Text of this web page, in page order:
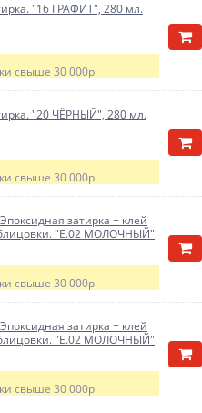
"16 ГРАФИТ", 280 мл.
свыше 30 000р
"20 ЧЁРНЫЙ", 280 мл.
свыше 30 000р
Эпоксидная затирка + клей
"E.02 МОЛОЧНЫЙ"
свыше 30 000р
Эпоксидная затирка + клей
"E.02 МОЛОЧНЫЙ"
свыше 30 000р